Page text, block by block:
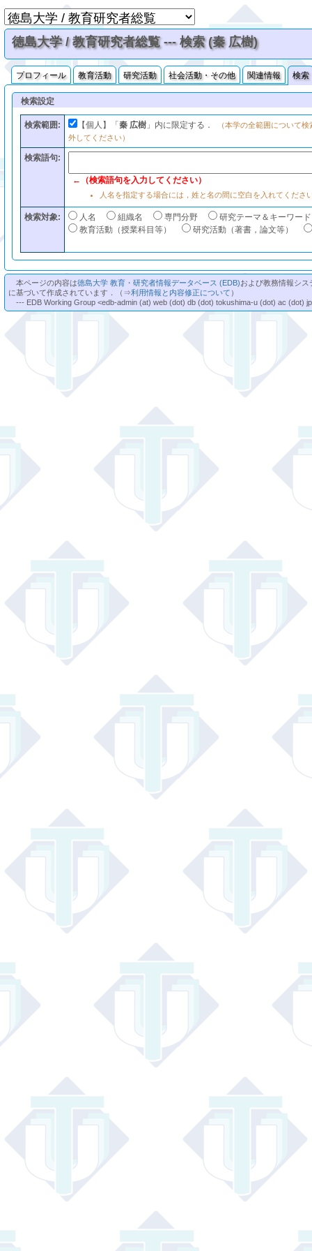
徳島大学 / 教育研究者総覧 --- 検索 (秦 広樹)
プロフィール 教育活動 研究活動 社会活動・その他 関連情報 検索
検索設定
検索範囲: 【個人】「 秦 広樹」内に限定する．
（本学の全範囲について
外してください）
検索語句:
←（検索語句を入力してください）
人名を指定する場合には，姓と名の間に空白を入れてくださ
検索対象: 人名 組織名 専門分野
研究テーマ＆キーワード
教育活動（授業科目等）
研究活動（著書，論文等）
本ページの内容は徳島大学 教育・研究者情報データベース (EDB)および教務情報シ
に基づいて作成されています．（⇒利用情報と内容修正について ）
--- EDB Working Group <edb-admin (at) web (dot) db (dot) tokushima-u (dot) ac (dot)